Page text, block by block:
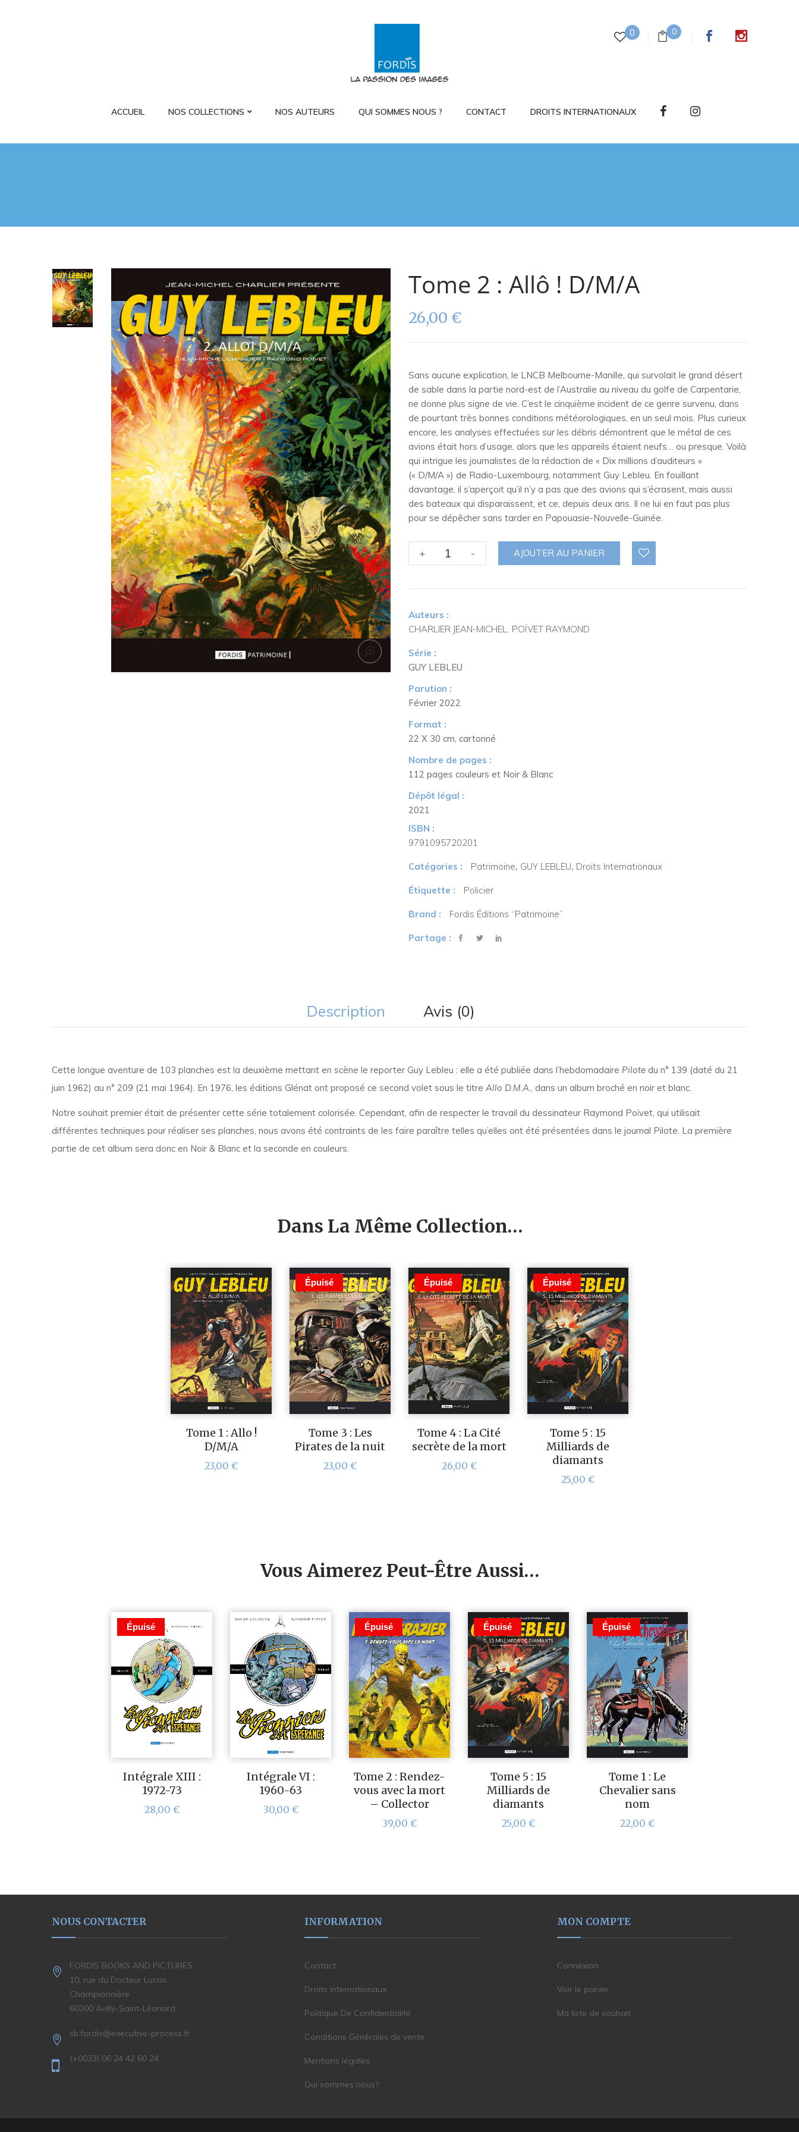
0 0
ACCUEIL NOS COLLECTIONS NOS AUTEURS QUI SOMMES NOUS ? CONTACT DROITS INTERNATIONAUX
Tome 2 : Allô ! D/M/A
26,00 €
Sans aucune explication, le LNCB Melbourne-Manille, qui survolait le grand désert
de sable dans la partie nord-est de l’Australie au niveau du golfe de Carpentarie,
ne donne plus signe de vie. C’est le cinquième incident de ce genre survenu, dans
de pourtant très bonnes conditions météorologiques, en un seul mois. Plus curieux
encore, les analyses effectuées sur les débris démontrent que le métal de ces
avions était hors d’usage, alors que les appareils étaient neufs… ou presque. Voilà
qui intrigue les journalistes de la rédaction de « Dix millions d’auditeurs »
(« D/M/A ») de Radio-Luxembourg, notamment Guy Lebleu. En fouillant
davantage, il s’aperçoit qu’il n’y a pas que des avions qui s’écrasent, mais aussi
des bateaux qui disparaissent, et ce, depuis deux ans. Il ne lui en faut pas plus
pour se dépêcher sans tarder en Papouasie-Nouvelle-Guinée.
+
quantité
de
Allô
!
- AJOUTER AU PANIER
Auteurs :
CHARLIER JEAN-MICHEL POÏVET RAYMOND
Série :
GUY LEBLEU
Parution :
Février 2022
Format :
22 X 30 cm, cartonné
Nombre de pages :
112 pages couleurs et Noir & Blanc
Dépôt légal :
2021
ISBN :
9791095720201
Catégories : Patrimoine, GUY LEBLEU, Droits Internationaux
Étiquette : Policier
Brand : Fordis Éditions “Patrimoine”
Partage :
Description Avis (0)
Cette longue aventure de 103 planches est la deuxième mettant en scène le reporter Guy Lebleu : elle a été publiée dans l’hebdomadaire Pilote du n° 139 (daté du 21
juin 1962) au n° 209 (21 mai 1964). En 1976, les éditions Glénat ont proposé ce second volet sous le titre Allo D.M.A., dans un album broché en noir et blanc.
Notre souhait premier était de présenter cette série totalement colorisée. Cependant, afin de respecter le travail du dessinateur Raymond Poïvet, qui utilisait
différentes techniques pour réaliser ses planches, nous avons été contraints de les faire paraître telles qu’elles ont été présentées dans le journal Pilote. La première
partie de cet album sera donc en Noir & Blanc et la seconde en couleurs.
Dans La Même Collection…
Tome 1 : Allo !
D/M/A
23,00 €
Épuisé
Tome 3 : Les
Pirates de la nuit
23,00 €
Épuisé
Tome 4 : La Cité
secrète de la mort
26,00 €
Épuisé
Tome 5 : 15
Milliards de
diamants
25,00 €
Vous Aimerez Peut-Être Aussi…
Épuisé
Intégrale XIII :
1972-73
28,00 €
Intégrale VI :
1960-63
30,00 €
Épuisé
Tome 2 : Rendez-
vous avec la mort
– Collector
39,00 €
Épuisé
Tome 5 : 15
Milliards de
diamants
25,00 €
Épuisé
Tome 1 : Le
Chevalier sans
nom
22,00 €
NOUS CONTACTER
FORDIS BOOKS AND PICTURES
10, rue du Docteur Lucas
Championnière
60300 Avilly-Saint-Léonard
sb.fordis@executive-process.fr
(+0033) 06 24 42 60 24
INFORMATION
Contact
Droits internationaux
Politique De Confidentialité
Conditions Générales de vente
Mentions légales
Qui sommes nous?
MON COMPTE
Connexion
Voir le panier
Ma liste de souhait